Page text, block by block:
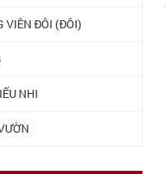
VIÊN ĐÔI (ĐÔI)
NHI